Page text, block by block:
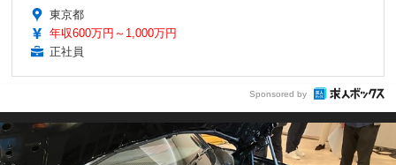
東京都
年収600万円～1,000万円
正社員
Sponsored by